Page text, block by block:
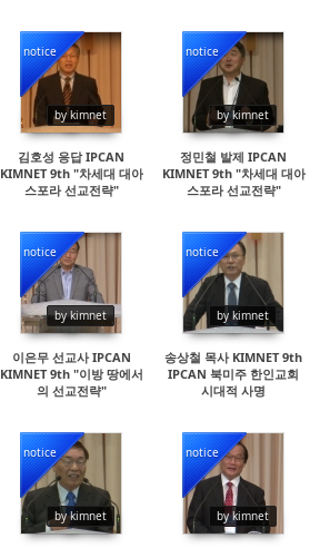
notice
by kimnet
14951
김호성 응답 IPCAN
KIMNET 9th "차세대 대아
스포라 선교전략"
notice
by kimnet
15069
정민철 발제 IPCAN
KIMNET 9th "차세대 대아
스포라 선교전략"
notice
by kimnet
17069
이은무 선교사 IPCAN
KIMNET 9th "이방 땅에서
의 선교전략"
notice
by kimnet
21403
송상철 목사 KIMNET 9th
IPCAN 북미주 한인교회
시대적 사명
notice
by kimnet
15824
notice
by kimnet
16389